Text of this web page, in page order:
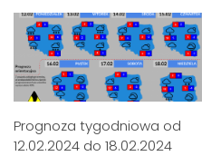
Prognoza tygodniowa od
12.02.2024 do 18.02.2024